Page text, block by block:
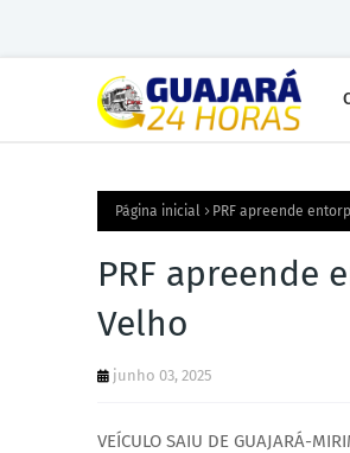
Página inicial PRF apreende
PRF apreende
Velho
junho 03, 2025
VEÍCULO SAIU DE GUAJARÁ-